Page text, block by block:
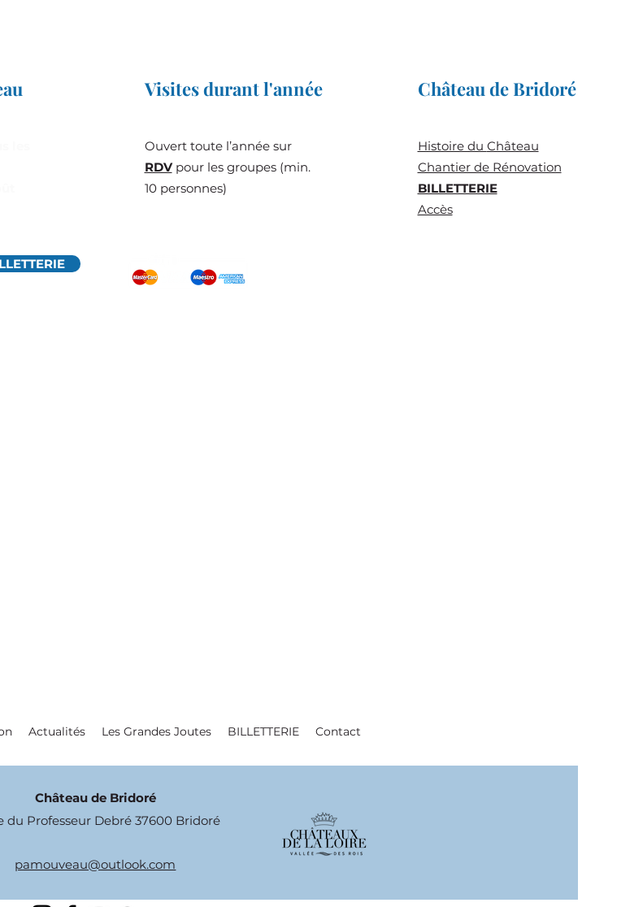
Visites durant l'année
Ouvert toute l’année sur
RDVpour les groupes (min.
10 personnes)
Château de Bridoré
Histoire du Château
Chantier de Rénovation
BILLETTERIE
Accès
Actualités Les Grandes Joutes BILLETTERIE Contact
Château de Bridoré
du Professeur Debré 37600 Bridoré
pamouveau@outlook.com